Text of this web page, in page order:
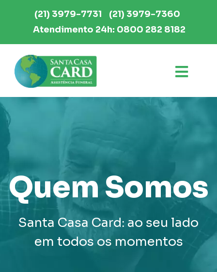
(21) 3979-7731
(21) 3979-7360
Atendimento 24h: 0800 282 8182
Quem Somos
Santa Casa Card: ao seu lado
em todos os momentos